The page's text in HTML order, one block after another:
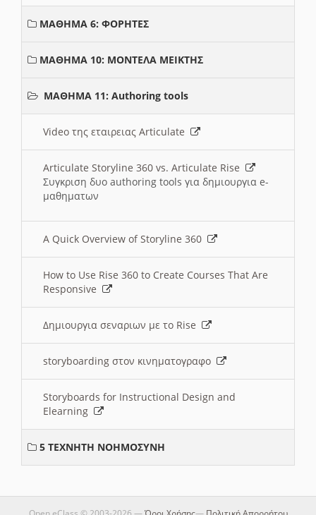
ΜΑΘΗΜΑ 6: ΦΟΡΗΤΕΣ
ΜΑΘΗΜΑ 10: ΜΟΝΤΕΛΑ ΜΕΙΚΤΗΣ
ΜΑΘΗΜΑ 11: Authoring tools
Video της εταιρειας Articulate
Articulate Storyline 360 vs. Articulate Rise
Συγκριση δυο authoring tools για δημιουργια e-
μαθηματων
A Quick Overview of Storyline 360
How to Use Rise 360 to Create Courses That Are
Responsive
Δημιουργια σεναριων με το Rise
storyboarding στον κινηματογραφο
Storyboards for Instructional Design and
Elearning
5 ΤΕΧΝΗΤΗ ΝΟΗΜΟΣΥΝΗ